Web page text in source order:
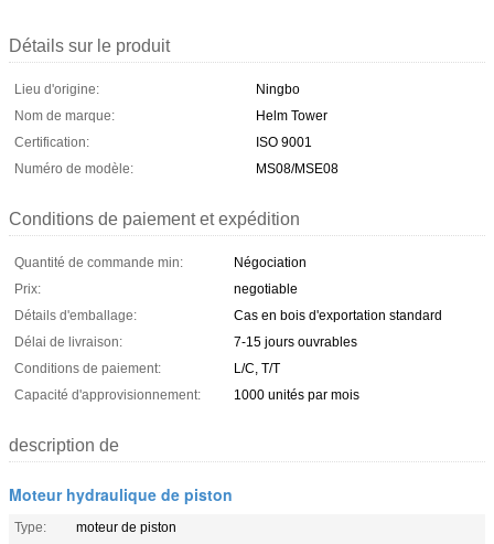
Détails sur le produit
Lieu d'origine:
Ningbo
Nom de marque:
Helm Tower
Certification:
ISO 9001
Numéro de modèle:
MS08/MSE08
Conditions de paiement et expédition
Quantité de commande min:
Négociation
Prix:
negotiable
Détails d'emballage:
Cas en bois d'exportation standard
Délai de livraison:
7-15 jours ouvrables
Conditions de paiement:
L/C, T/T
Capacité d'approvisionnement:
1000 unités par mois
description de
Moteur hydraulique de piston
Type:
moteur de piston